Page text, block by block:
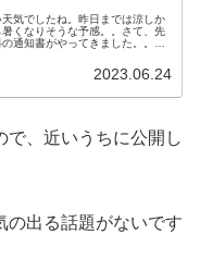
気でしたね。昨日までは涼しか
くなりそうな予感。。さて、先
通知書がやってきました。。今
2023.06.24
で、近いうちに公開し
の出る話題がないです